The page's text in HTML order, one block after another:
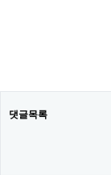
댓글목록